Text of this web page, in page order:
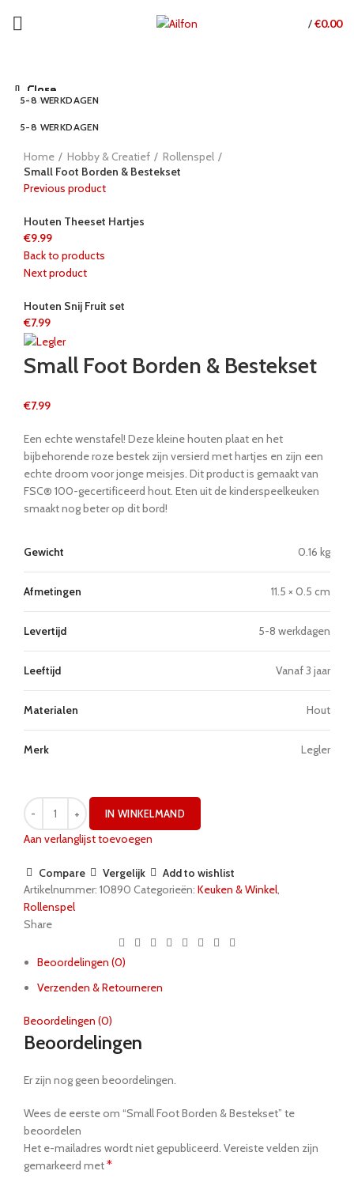
/€0.00
5-8 WERKDAGEN
Home
Hobby & Creatief
Rollenspel
Small Foot Borden & Bestekset
Previous product
Houten Theeset Hartjes
€9.99
Back to products
Next product
Houten Snij Fruit set
€7.99
Small Foot Borden & Bestekset
€7.99
Een echte wenstafel! Deze kleine houten plaat en het
bijbehorende roze bestek zijn versierd met hartjes en zijn een
echte droom voor jonge meisjes. Dit product is gemaakt van
FSC® 100-gecertificeerd hout. Eten uit de kinderspeelkeuken
smaakt nog beter op dit bord!
Gewicht 0.16 kg
Afmetingen 11.5 × 0.5 cm
Levertijd 5-8 werkdagen
Leeftijd Vanaf 3 jaar
Materialen Hout
Merk Legler
IN WINKELMAND
Aan verlanglijst toevoegen
Compare Vergelijk
Add to wishlist
Artikelnummer: 10890 Categorieën: Keuken & Winkel
Rollenspel
Share
Beoordelingen (0)
Verzenden & Retourneren
Beoordelingen (0)
Beoordelingen
Er zijn nog geen beoordelingen.
Wees de eerste om “Small Foot Borden & Bestekset” te
beoordelen
Het e-mailadres wordt niet gepubliceerd. Vereiste velden zijn
gemarkeerd met*
24 UUR
Close
5-8 WERKDAGEN
Close
24 UUR
Close
24 UUR
Close
NEW
5-8 WERKDAGEN
Close
5-8 WERKDAGEN
Close
24 UUR
Close
5-8 WERKDAGEN
Close